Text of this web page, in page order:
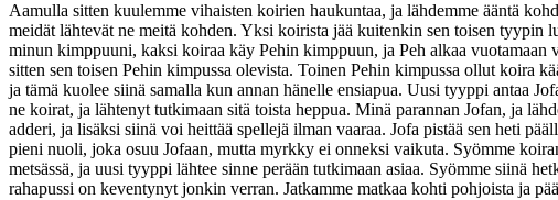
Aamulla sitten kuulemme vihaisten koirien haukuntaa, ja lähdemme ääntä
meidät lähtevät ne meitä kohden. Yksi koirista jää kuitenkin sen toisen tyypin
minun kimppuuni, kaksi koiraa käy Pehin kimppuun, ja Peh alkaa
sitten sen toisen Pehin kimpussa olevista. Toinen Pehin kimpussa ollut koira
ja tämä kuolee siinä samalla kun annan hänelle ensiapua. Uusi tyyppi antaa
ne koirat, ja lähtenyt tutkimaan sitä toista heppua. Minä parannan Jofan, ja
adderi, ja lisäksi siinä voi heittää spellejä ilman vaaraa. Jofa pistää sen heti
pieni nuoli, joka osuu Jofaan, mutta myrkky ei onneksi vaikuta. Syömme
metsässä, ja uusi tyyppi lähtee sinne perään tutkimaan asiaa. Syömme siinä
rahapussi on keventynyt jonkin verran. Jatkamme matkaa kohti pohjoista ja